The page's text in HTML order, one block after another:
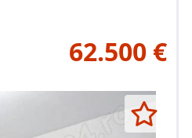
62.500 €